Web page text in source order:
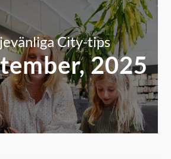
City-tips
2025